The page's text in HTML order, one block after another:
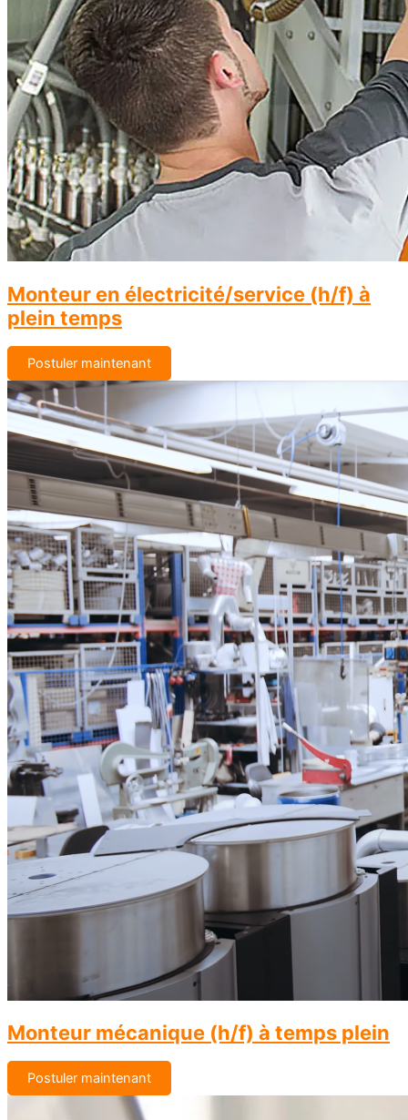
Monteur en électricité/service (h/f) à
plein temps
Postuler maintenant
Monteur mécanique (h/f) à temps plein
Postuler maintenant